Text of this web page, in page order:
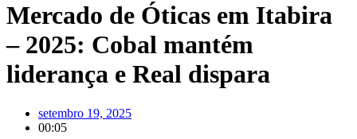
Mercado de Óticas em Itabira
– 2025: Cobal mantém
liderança e Real dispara
setembro 19, 2025
00:05